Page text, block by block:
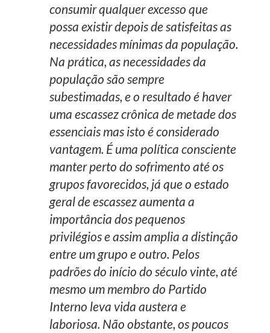
consumir qualquer excesso que
possa existir depois de satisfeitas as
necessidades mínimas da população.
Na prática, as necessidades da
população são sempre
subestimadas, e o resultado é haver
uma escassez crônica de metade dos
essenciais mas isto é considerado
vantagem. É uma política consciente
manter perto do sofrimento até os
grupos favorecidos, já que o estado
geral de escassez aumenta a
importância dos pequenos
privilégios e assim amplia a distinção
entre um grupo e outro. Pelos
padrões do início do século vinte, até
mesmo um membro do Partido
Interno leva vida austera e
laboriosa. Não obstante, os poucos